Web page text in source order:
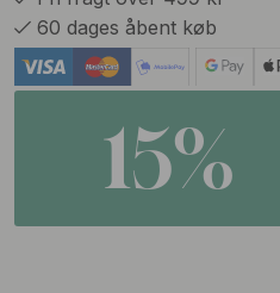
60 dages åbent køb
15%